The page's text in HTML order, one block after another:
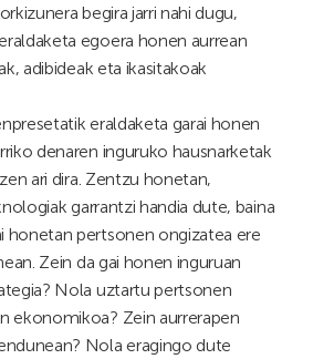
begira jarri nahi dugu,
egoera honen aurrean
adibideak eta ikasitakoak
eraldaketa garai honen
denaren inguruko hausnarketak
ari dira. Zentzu honetan,
garrantzi handia dute, baina
honetan pertsonen ongizatea ere
Zein da gai honen inguruan
Nola uztartu pertsonen
ekonomikoa? Zein aurrerapen
Nola eragingo dute